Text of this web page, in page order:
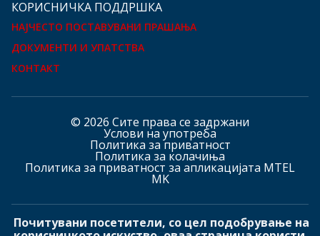
КOРИСНИЧКА ПОДДРШКА
НАЈЧЕСТО ПОСТАВУВАНИ ПРАШАЊА
ДОКУМЕНТИ И УПАТСТВА
КОНТАКТ
© 2026 Сите права се задржани
Услови на употреба
Политика за приватност
Политика за колачиња
Политика за приватност за апликацијата MTEL
MK
Почитувани посетители, со цел подобрување на